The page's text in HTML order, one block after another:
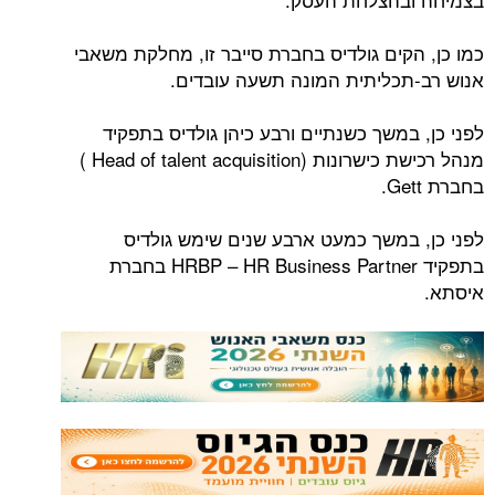
גולדיס בחברת סייבר זו, מחלקת משאבי
המונה תשעה עובדים.
כשנתיים ורבע כיהן גולדיס בתפקיד
מנהל רכישת כישרונות (Head of talent acquisition )
כמעט ארבע שנים שימש גולדיס
בתפקיד HRBP – HR Business Partner בחברת